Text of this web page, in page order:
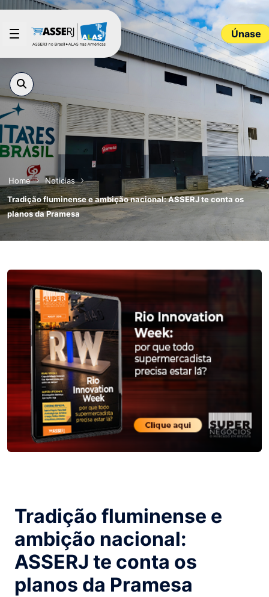
Saltar al contenido principal
Únase
Home
Noticias
Tradição fluminense e ambição nacional: ASSERJ te conta os
planos da Pramesa
Tradição fluminense e
ambição nacional:
ASSERJ te conta os
planos da Pramesa